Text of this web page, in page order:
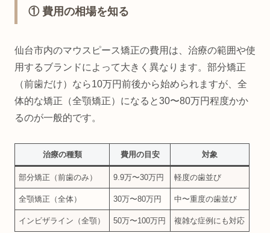
① 費用の相場を知る
仙台市内のマウスピース矯正の費用は、治療の範囲や使
用するブランドによって大きく異なります。部分矯正
（前歯だけ）なら10万円前後から始められますが、全
体的な矯正（全顎矯正）になると30〜80万円程度かか
るのが一般的です。
治療の種類 費用の目安 対象
部分矯正（前歯のみ） 9.9万〜30万円 軽度の歯並び
全顎矯正（全体） 30万〜80万円 中〜重度の歯並び
インビザライン（全顎） 50万〜100万円 複雑な症例にも対応